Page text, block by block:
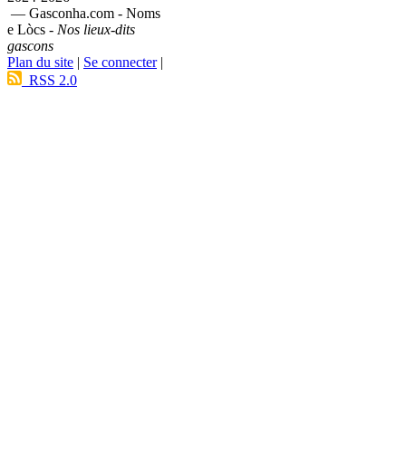
— Gasconha.com - Noms
e Lòcs - Nos lieux-dits
gascons
Plan du site | Se connecter|
RSS 2.0